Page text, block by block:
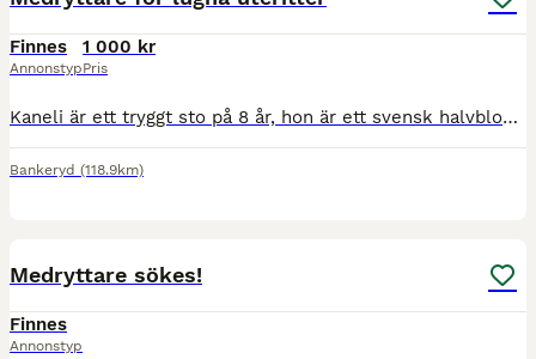
Finnes
Annonstyp
1 000 kr
Pris
Kaneli är ett tryggt sto på 8 år, hon är ett svensk halvblod och ca 163 cm i mkh. Hon kan ha mycket sto-attityd beroende på humör, så krävs en rutinerad hästmänniska. :) Hon är oftast väldigt lugn oc
Bankeryd (118.9km)
Medryttare sökes!
Finnes
Annonstyp